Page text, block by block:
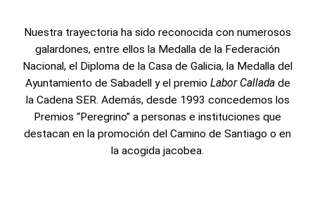
Nuestra trayectoria ha sido reconocida con numerosos
galardones, entre ellos la Medalla de la Federación
Nacional, el Diploma de la Casa de Galicia, la Medalla del
Ayuntamiento de Sabadell y el premio Labor Calladade
la Cadena SER. Además, desde 1993 concedemos los
Premios “Peregrino” a personas e instituciones que
destacan en la promoción del Camino de Santiago o en
la acogida jacobea.